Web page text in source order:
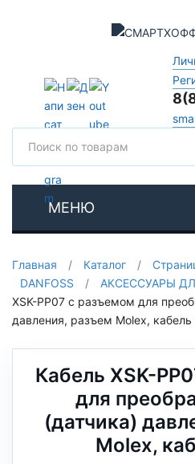
МЕНЮ
Главная / Каталог /
DANFOSS
/ АКСЕССУАРЫ
XSK-PP07 с разъемом для
давления, разъем Molex, кабель
Кабель XSK-
для
(датчика)
Molex,